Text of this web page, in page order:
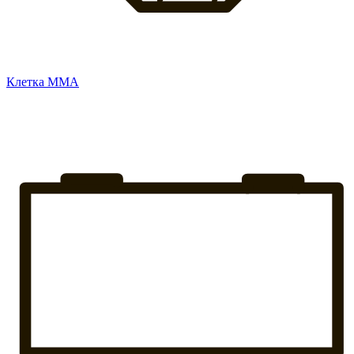
Клетка ММА